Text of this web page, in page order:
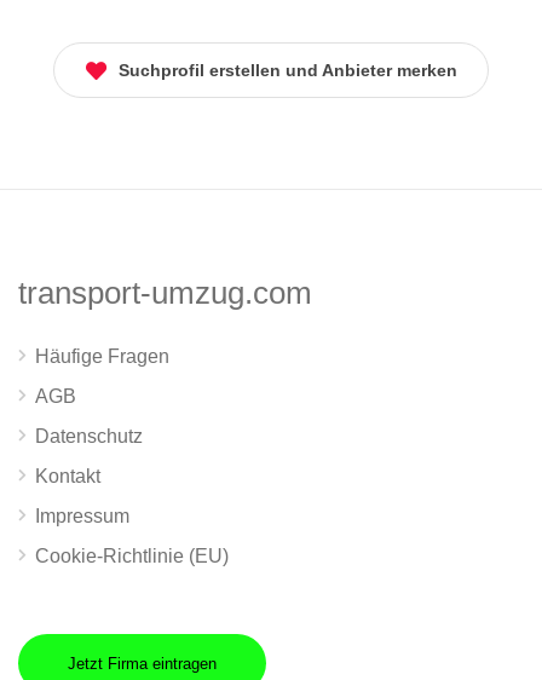
Suchprofil erstellen und Anbieter merken
transport-umzug.com
Häufige Fragen
AGB
Datenschutz
Kontakt
Impressum
Cookie-Richtlinie (EU)
Jetzt Firma eintragen